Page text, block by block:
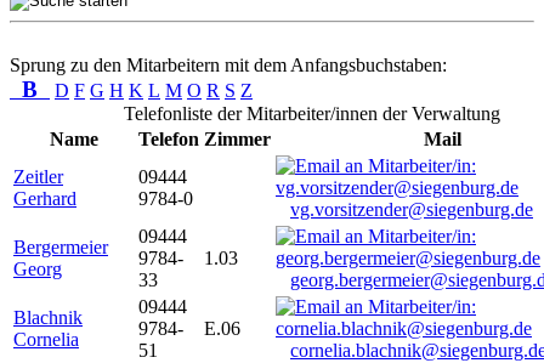
Sprung zu den Mitarbeitern mit dem Anfangsbuchstaben:
B D F G H K L M O R S Z
Telefonliste der Mitarbeiter/innen der Verwaltung
Name
Telefon Zimmer
Mail
Zeitler
Gerhard
09444
9784-0
vg.vorsitzender@siegenburg.de
Bergermeier
Georg
09444
9784-
33
1.03
Blachnik
Cornelia
09444
9784-
51
E.06